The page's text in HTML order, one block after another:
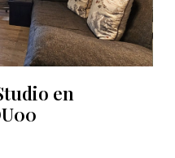
en